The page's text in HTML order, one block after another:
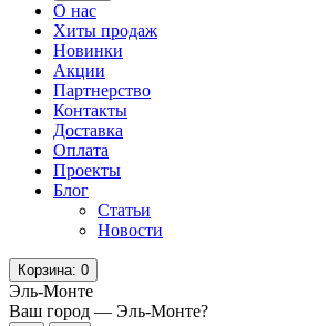
О нас
Хиты продаж
Новинки
Акции
Партнерство
Контакты
Доставка
Оплата
Проекты
Блог
Статьи
Новости
Корзина: 0
Эль-Монте
Ваш город — Эль-Монте?